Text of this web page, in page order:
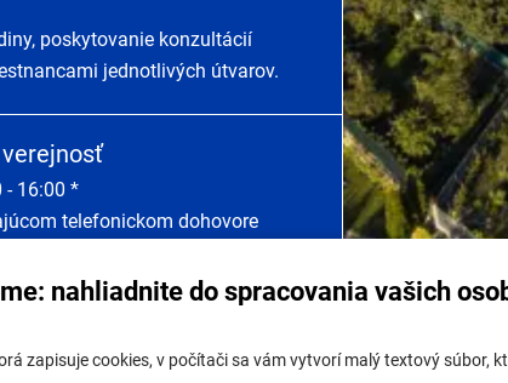
nahliadnite do spracovania vašich
zapisuje cookies, v počítači sa vám vytvorí malý textový
poskytovanie konzultácií
jednotlivých útvarov.
*
telefonickom dohovore